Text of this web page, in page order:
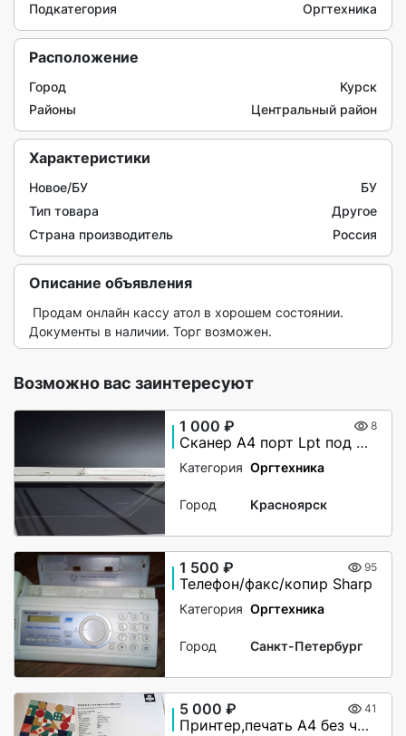
Подкатегория
Оргтехника
Расположение
Город
Курск
Районы
Центральный район
Характеристики
Новое/БУ
БУ
Тип товара
Другое
Страна производитель
Россия
Описание объявления
Документы в наличии. Торг возможен.
Возможно вас заинтересуют
1 000 ₽ 8
Сканер А4 порт Lpt под W7/32
Категория Оргтехника
Город Красноярск
1 500 ₽ 95
Телефон/факс/копир Sharp
Категория Оргтехника
Город Санкт-Петербург
5 000 ₽ 41
Принтер,печать А4 без чернил,шнуров,в вашей сумке